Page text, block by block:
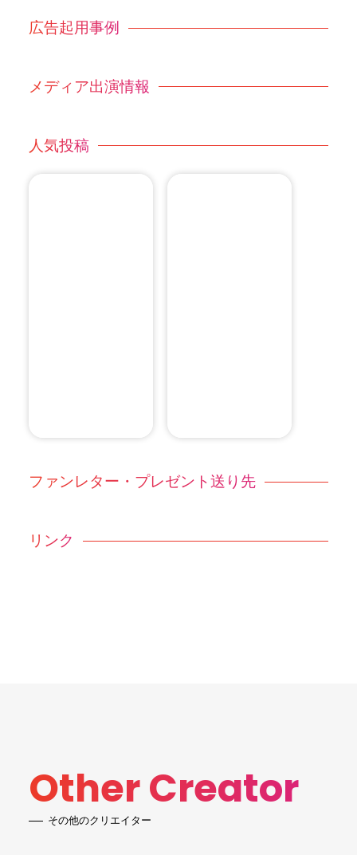
広告起用事例
メディア出演情報
人気投稿
ファンレター・プレゼント送り先
リンク
Other Creator
その他のクリエイター